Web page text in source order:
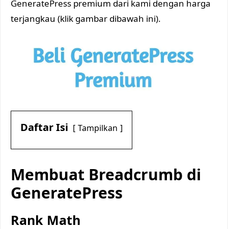
GeneratePress premium dari kami dengan harga
terjangkau (klik gambar dibawah ini).
Daftar Isi Tampilkan
Membuat Breadcrumb di
GeneratePress
Rank Math